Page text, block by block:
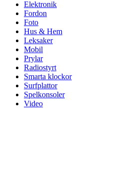
Elektronik
Fordon
Foto
Hus & Hem
Leksaker
Mobil
Prylar
Radiostyrt
Smarta klockor
Surfplattor
Spelkonsoler
Video